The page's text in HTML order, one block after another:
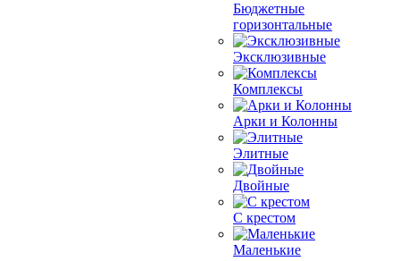
Бюджетные
горизонтальные
Эксклюзивные
Комплексы
Арки и Колонны
Элитные
Двойные
С крестом
Маленькие